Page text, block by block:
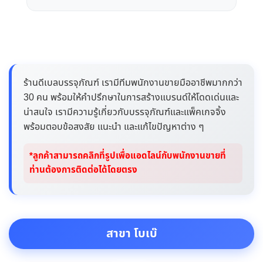
ร้านดีเบลบรรจุภัณฑ์ เรามีทีมพนักงานขายมืออาชีพมากกว่า
30 คน พร้อมให้คำปรึกษาในการสร้างแบรนด์ให้โดดเด่นและ
น่าสนใจ เรามีความรู้เกี่ยวกับบรรจุภัณฑ์และแพ็คเกจจิ้ง
พร้อมตอบข้อสงสัย แนะนำ และแก้ไขปัญหาต่าง ๆ
*ลูกค้าสามารถคลิกที่รูปเพื่อแอดไลน์กับพนักงานขายที่
ท่านต้องการติดต่อได้โดยตรง
สาขา โบเบ๊